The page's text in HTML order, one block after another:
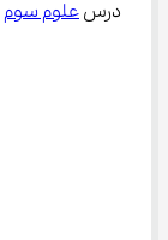
درس علوم سوم